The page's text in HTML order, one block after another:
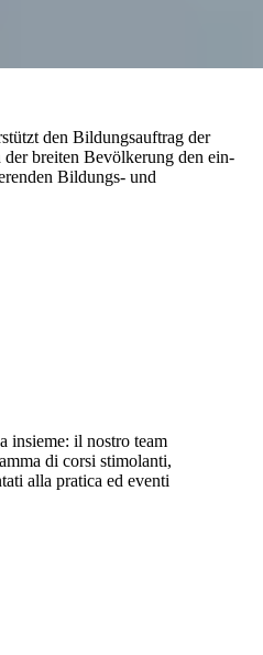
den Bildungsauftrag der
breiten Bevölkerung den ein­
Bildungs- und
insieme: il nostro team
di corsi stimolanti,
alla pratica ed eventi